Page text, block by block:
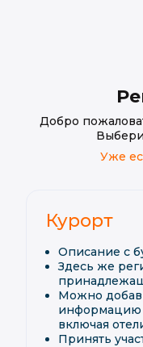
Добро
Уже
Курорт
Описание с
Здесь же
Можно
информацию
включая
Принять